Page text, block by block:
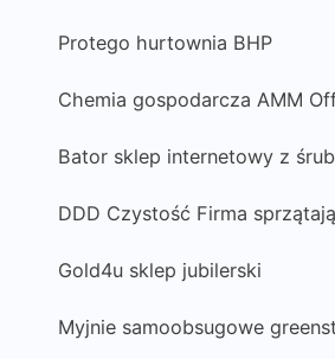
Protego hurtownia BHP
Chemia gospodarcza AMM
Bator sklep internetowy z
DDD Czystość Firma
Gold4u sklep jubilerski
Myjnie samoobsugowe